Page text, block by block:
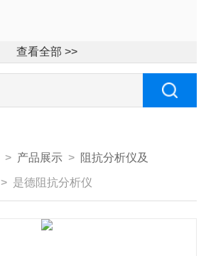
查看全部 >>
> 产品展示 > 阻抗分析仪及
> 是德阻抗分析仪